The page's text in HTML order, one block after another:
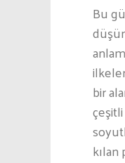
Bu
bir